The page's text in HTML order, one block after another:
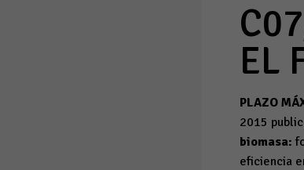
EL
PLAZO
2015
biomasa:
eficiencia